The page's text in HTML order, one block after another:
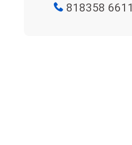
818358 6611